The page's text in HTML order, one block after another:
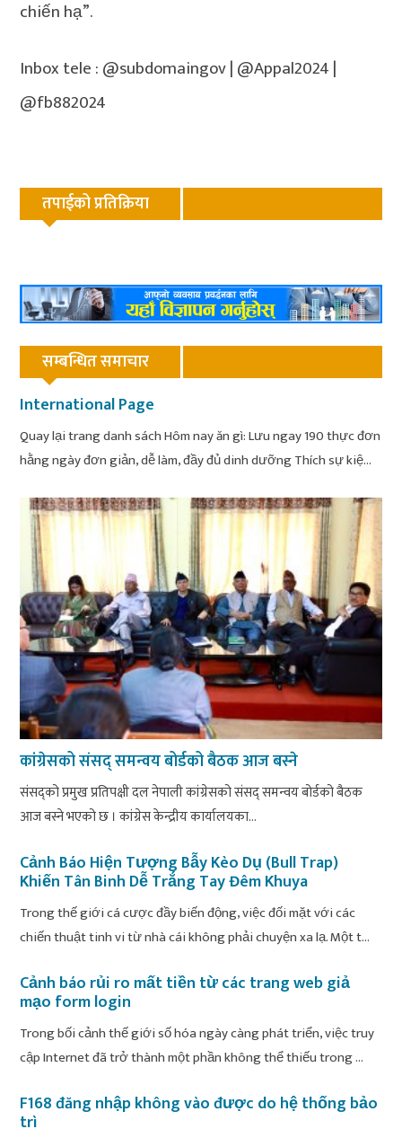
chiến hạ”.
Inbox tele : @subdomaingov | @Appal2024 |
@fb882024
तपाईको प्रतिक्रिया
सम्बन्धित समाचार
International Page
Quay lại trang danh sách Hôm nay ăn gì: Lưu ngay 190 thực đơn
hằng ngày đơn giản, dễ làm, đầy đủ dinh dưỡng Thích sự kiệ...
कांग्रेसको संसद् समन्वय बोर्डको बैठक आज बस्ने
संसद्को प्रमुख प्रतिपक्षी दल नेपाली कांग्रेसको संसद् समन्वय बोर्डको बैठक
आज बस्ने भएको छ । कांग्रेस केन्द्रीय कार्यालयका...
Cảnh Báo Hiện Tượng Bẫy Kèo Dụ (Bull Trap)
Khiến Tân Binh Dễ Trắng Tay Đêm Khuya
Trong thế giới cá cược đầy biến động, việc đối mặt với các
chiến thuật tinh vi từ nhà cái không phải chuyện xa lạ. Một t...
Cảnh báo rủi ro mất tiền từ các trang web giả
mạo form login
Trong bối cảnh thế giới số hóa ngày càng phát triển, việc truy
cập Internet đã trở thành một phần không thể thiếu trong ...
F168 đăng nhập không vào được do hệ thống bảo
trì